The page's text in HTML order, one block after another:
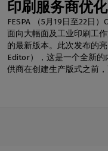
印刷服务商优
FESPA （5月19日至22日
面向大幅面及工业印刷工
的最新版本。此次发布的
Editor），这是一个全新
供商在创建生产版式之前